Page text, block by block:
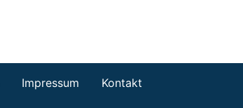
Impressum Kontakt